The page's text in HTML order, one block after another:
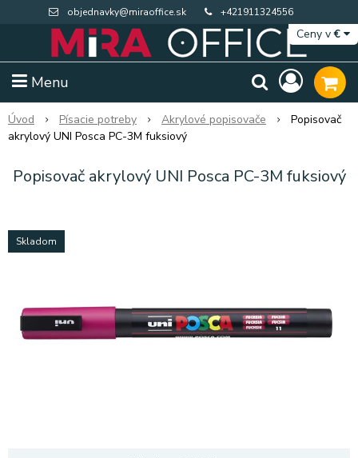
objednavky@miraoffice.sk +421911324556
Menu
Ceny v€
Extra výpredaj zásob Výpredaj BTS
Úvod Písacie potreby Akrylové popisovače
Popisovač
akrylový UNI Posca PC-3M fuksiový
Popisovač akrylový UNI Posca PC-3M fuksiový
Skladom